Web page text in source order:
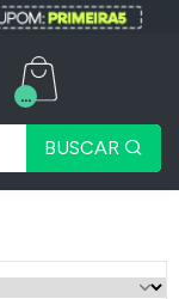
BUSCAR
...